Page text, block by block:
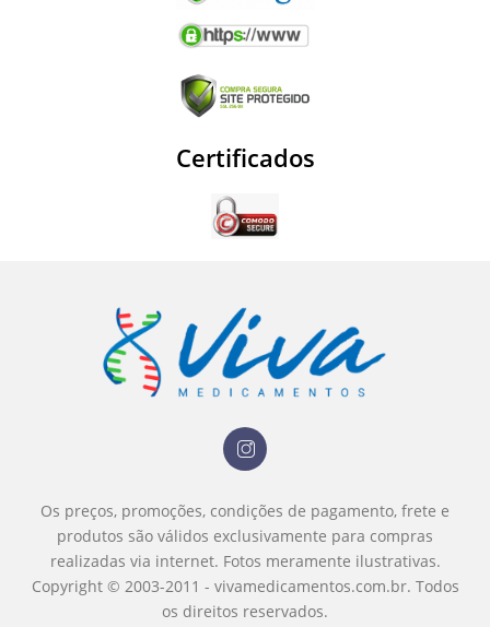
Certificados
Os preços, promoções, condições de pagamento, frete e
produtos são válidos exclusivamente para compras
realizadas via internet. Fotos meramente ilustrativas.
Copyright © 2003-2011 - vivamedicamentos.com.br. Todos
os direitos reservados.